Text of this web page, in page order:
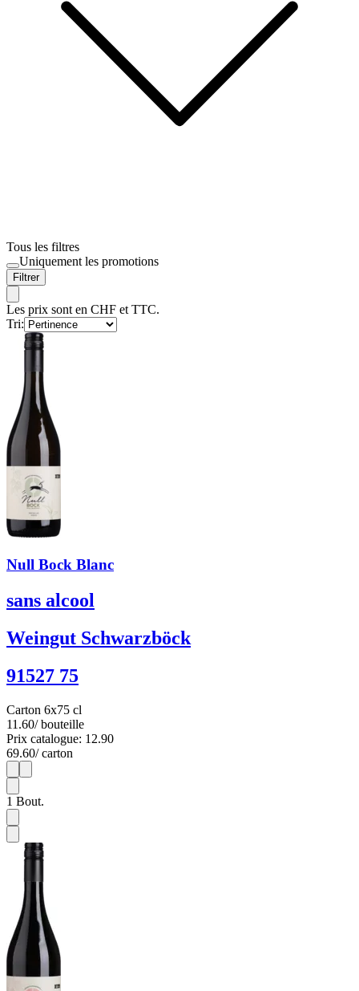
Tous les filtres
Uniquement les promotions
Filtrer
Les prix sont en CHF et TTC.
Tri:
Null Bock Blanc
sans alcool
Weingut Schwarzböck
91527 75
Carton 6x75 cl
11.60/ bouteille
Prix catalogue: 12.90
69.60/ carton
1
1 Bout.